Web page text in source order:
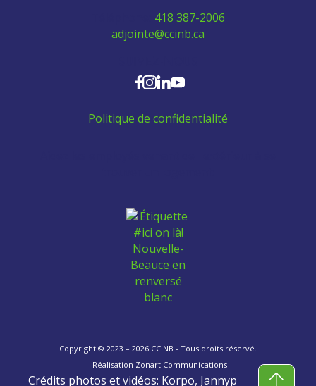
418 387-2006
adjointe@ccinb.ca
Politique de confidentialité
Copyright © 2023 – 2026 CCINB - Tous droits réservé.
Réalisation Zonart Communications
Crédits photos et vidéos: Korpo, Jannyp